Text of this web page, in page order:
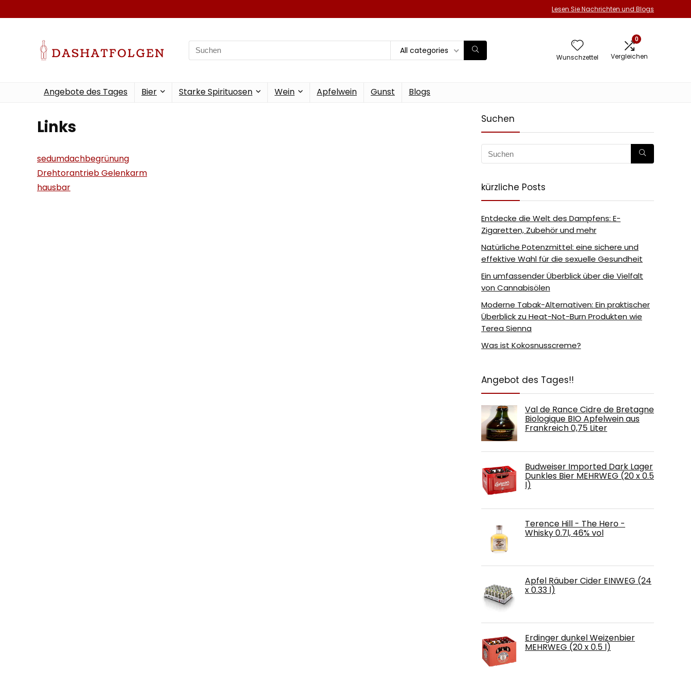
Lesen Sie Nachrichten und Blogs
Search
for:
All categories
Wunschzettel
0
Vergleichen
Angebote des Tages Bier Starke Spirituosen Wein Apfelwein Gunst Blogs
Links
sedumdachbegrünung
Drehtorantrieb Gelenkarm
hausbar
Suchen
kürzliche Posts
Entdecke die Welt des Dampfens: E-
Zigaretten, Zubehör und mehr
Natürliche Potenzmittel: eine sichere und
effektive Wahl für die sexuelle Gesundheit
Ein umfassender Überblick über die Vielfalt
von Cannabisölen
Moderne Tabak-Alternativen: Ein praktischer
Überblick zu Heat-Not-Burn Produkten wie
Terea Sienna
Was ist Kokosnusscreme?
Angebot des Tages!!
Val de Rance Cidre de Bretagne
Biologique BIO Apfelwein aus
Frankreich 0,75 Liter
Budweiser Imported Dark Lager
Dunkles Bier MEHRWEG (20 x 0.5
l)
Terence Hill - The Hero -
Whisky 0.7l, 46% vol
Apfel Räuber Cider EINWEG (24
x 0.33 l)
Erdinger dunkel Weizenbier
MEHRWEG (20 x 0.5 l)